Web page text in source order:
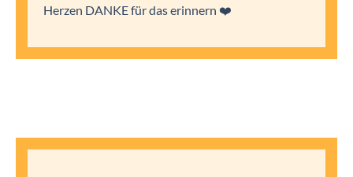
Herzen DANKE für das erinnern ❤️